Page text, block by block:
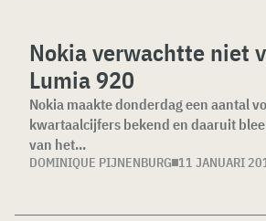
Nokia verwachtte niet
Lumia 920
Nokia maakte donderdag een aantal
kwartaalcijfers bekend en daaruit
van het...
DOMINIQUE PIJNENBURG 11 JANUARI